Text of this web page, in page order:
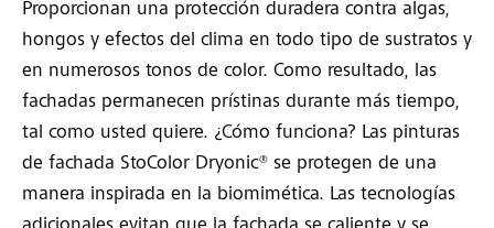
Proporcionan una protección duradera contra algas,
hongos y efectos del clima en todo tipo de sustratos y
en numerosos tonos de color. Como resultado, las
fachadas permanecen prístinas durante más tiempo,
tal como usted quiere. ¿Cómo funciona? Las pinturas
de fachada StoColor Dryonic® se protegen de una
manera inspirada en la biomimética. Las tecnologías